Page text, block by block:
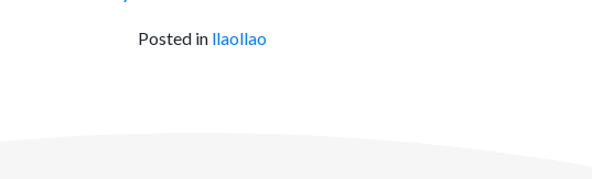
Posted in llaollao